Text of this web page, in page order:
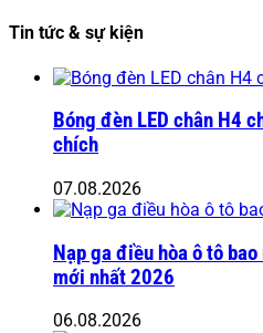
Tin tức & sự kiện
Bóng đèn LED chân H4
chích
07.08.2026
Nạp ga điều hòa ô tô
mới nhất 2026
06.08.2026